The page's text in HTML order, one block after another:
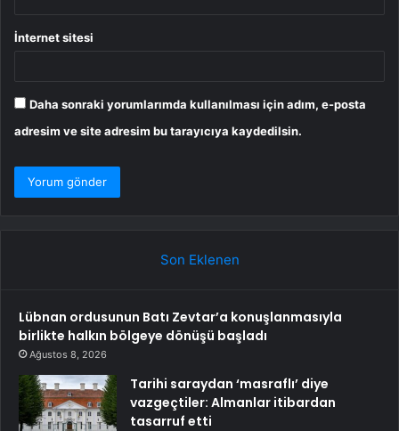
İnternet sitesi
Daha sonraki yorumlarımda kullanılması için adım, e-posta
adresim ve site adresim bu tarayıcıya kaydedilsin.
Son Eklenen
Lübnan ordusunun Batı Zevtar’a konuşlanmasıyla
birlikte halkın bölgeye dönüşü başladı
Ağustos 8, 2026
Tarihi saraydan ‘masraflı’ diye
vazgeçtiler: Almanlar itibardan
tasarruf etti